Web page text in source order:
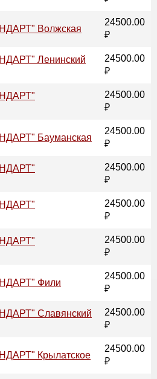
Волжская
24500.00
₽
Ленинский
24500.00
₽
24500.00
₽
Бауманская
24500.00
₽
24500.00
₽
24500.00
₽
24500.00
₽
Фили
24500.00
₽
Славянский
24500.00
₽
Крылатское
24500.00
₽